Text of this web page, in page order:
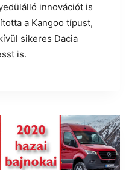
innovációt is
a Kangoo típust,
sikeres Dacia
is.